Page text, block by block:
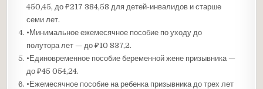
450,45, до ₽217 384,58 для детей-инвалидов и старше
семи лет.
•Минимальное ежемесячное пособие по уходу до
полутора лет — до ₽10 837,2.
•Единовременное пособие беременной жене призывника —
до ₽45 054,24.
•Ежемесячное пособие на ребенка призывника до трех лет